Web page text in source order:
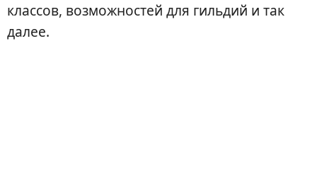
классов, возможностей для гильдий и так
далее.